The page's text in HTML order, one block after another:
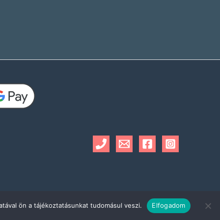
ön a tájékoztatásunkat tudomásul veszi. Elfogadom